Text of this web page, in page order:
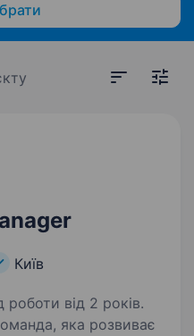
Київ
роботи від 2 років.
яка розвиває